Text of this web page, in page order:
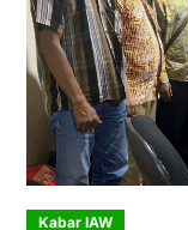
Kabar IAW